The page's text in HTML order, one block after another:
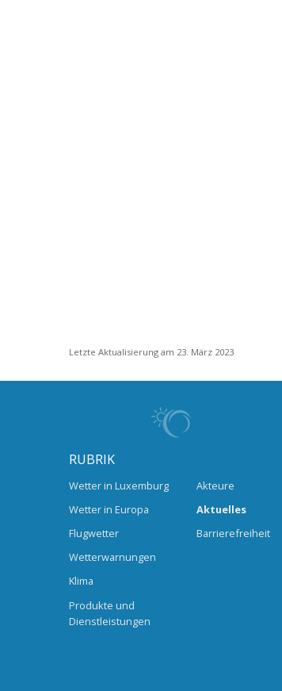
Letzte Aktualisierung am 23. März 2023
RUBRIK
Wetter in Luxemburg
Wetter in Europa
Flugwetter
Wetterwarnungen
Klima
Produkte und
Dienstleistungen
Akteure
Aktuelles
Barrierefreiheit